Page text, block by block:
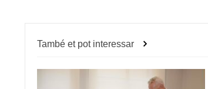
També et pot interessar